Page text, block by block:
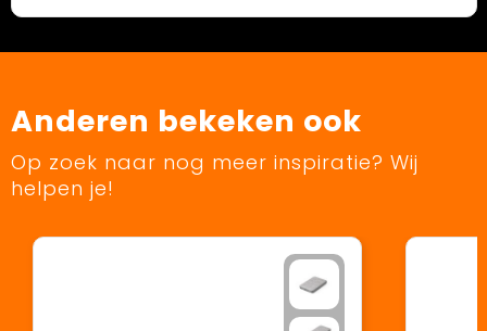
Anderen bekeken ook
Op zoek naar nog meer inspiratie? Wij
helpen je!